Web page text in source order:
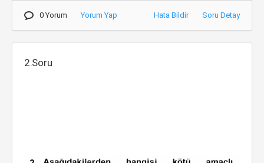
0 Yorum Yorum Yap Hata Bildir Soru Detay
2.Soru